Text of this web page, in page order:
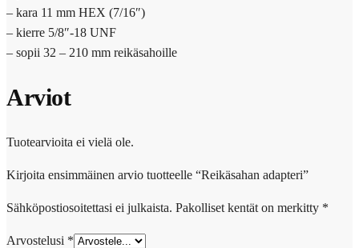
– kara 11 mm HEX (7/16″)
– kierre 5/8″-18 UNF
– sopii 32 – 210 mm reikäsahoille
Arviot
Tuotearvioita ei vielä ole.
Kirjoita ensimmäinen arvio tuotteelle “Reikäsahan adapteri”
Sähköpostiosoitettasi ei julkaista. Pakolliset kentät on merkitty *
Arvostelusi *